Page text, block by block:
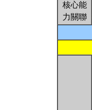
核心能
力關聯